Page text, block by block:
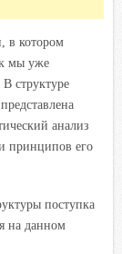
в котором
мы уже
структуре
анализ
принципов его
поступка
на данном